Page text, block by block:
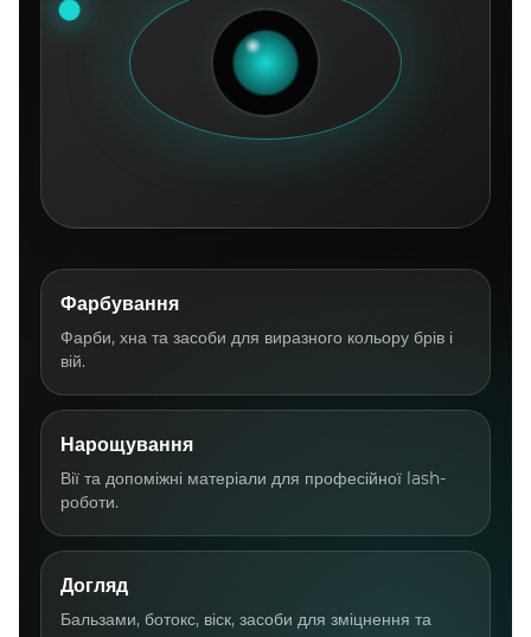
Фарбування
Фарби, хна та засоби для виразного кольору брів і
вій.
Нарощування
Вії та допоміжні матеріали для професійної lash-
роботи.
Догляд
Бальзами, ботокс, віск, засоби для зміцнення та